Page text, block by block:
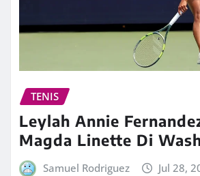
TENIS
Leylah Annie
Magda Linette Di
Samuel Rodriguez Jul 28,